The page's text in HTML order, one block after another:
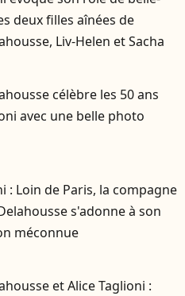
deux filles aînées de
Liv-Helen et Sacha
célèbre les 50 ans
avec une belle photo
: Loin de Paris, la compagne
s'adonne à son
méconnue
et Alice Taglioni :